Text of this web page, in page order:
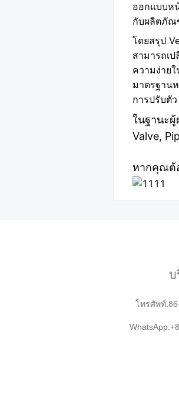
ออกแบบห
กับผลิตภัณ
โดยสรุป
สามารถเ
ความง่าย
มาตรฐาน
การปรับตัว
ในฐานะผู้
Valve,
หากคุณต้
บ
โทรศัพท์